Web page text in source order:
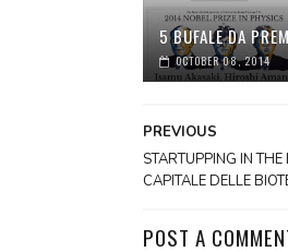
5 BUFALE DA
OCTOBER 08, 2014
PREVIOUS
STARTUPPING IN
CAPITALE DELLE
POST A